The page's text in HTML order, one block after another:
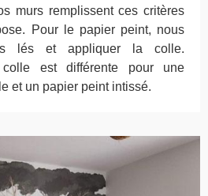
murs remplissent ces critères
Pour le papier peint, nous
lés et appliquer la colle.
colle est différente pour une
et un papier peint intissé.